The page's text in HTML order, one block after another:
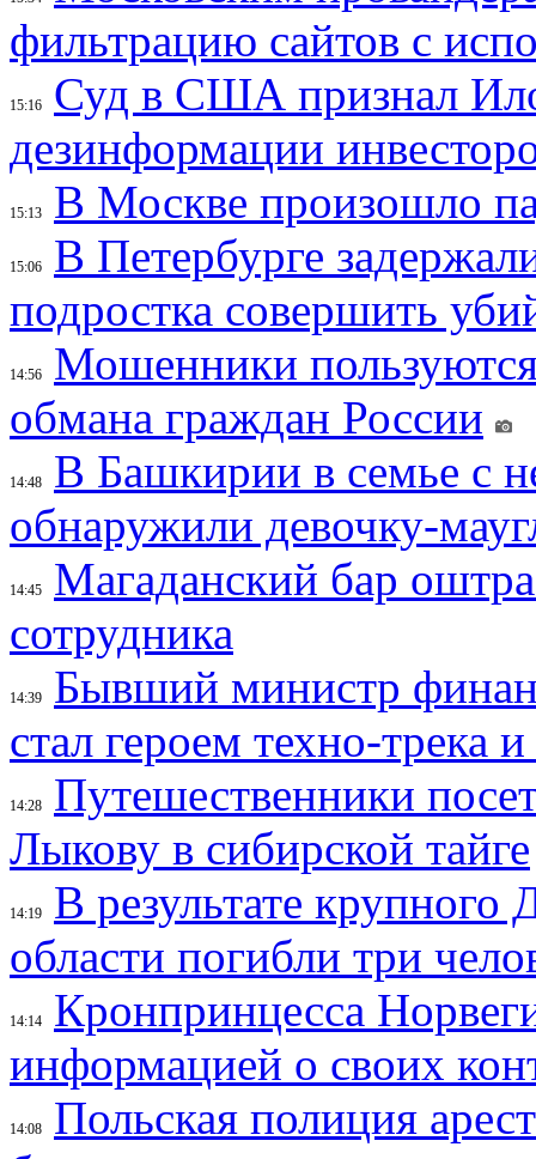
фильтрацию сайтов с
15:16
Суд в США признал
дезинформации
15:13 В Москве произошло
15:06
В Петербурге
подростка совершить
14:56
Мошенники
обмана граждан России
14:48
В Башкирии в семье с
обнаружили девочку-
14:45
Магаданский бар
сотрудника
14:39
Бывший министр
стал героем техно-трека
14:28
Путешественники
Лыкову в сибирской тайге
14:19
В результате крупного
области погибли три
14:14
Кронпринцесса
информацией о своих
14:08
Польская полиция